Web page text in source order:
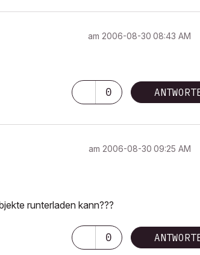
am ‎2006-08-30 08:43 AM
0
am ‎2006-08-30 09:25 AM
runterladen kann???
0